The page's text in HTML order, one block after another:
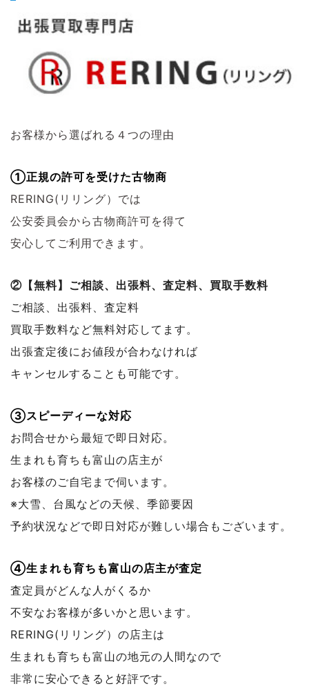
お客様から選ばれる４つの理由
①正規の許可を受けた古物商
RERING(リリング）では
公安委員会から古物商許可を得て
安心してご利用できます。
②【無料】ご相談、出張料、査定料、買取手数料
ご相談、出張料、査定料
買取手数料など無料対応してます。
出張査定後にお値段が合わなければ
キャンセルすることも可能です。
③スピーディーな対応
お問合せから最短で即日対応。
生まれも育ちも富山の店主が
お客様のご自宅まで伺います。
※大雪、台風などの天候、季節要因
予約状況などで即日対応が難しい場合もございます。
④生まれも育ちも富山の店主が査定
査定員がどんな人がくるか
不安なお客様が多いかと思います。
RERING(リリング）の店主は
生まれも育ちも富山の地元の人間なので
非常に安心できると好評です。